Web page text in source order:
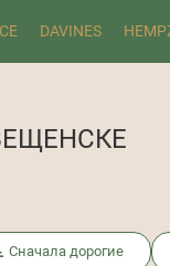
DAVINES
Сначала дорогие